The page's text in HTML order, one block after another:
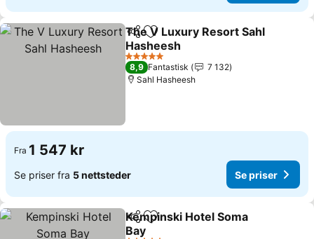
Del Legg til i favoritter
The V Luxury Resort Sahl
Hasheesh
Se priser
5 Stjerner
8,9 Fantastisk
7 132
Sahl Hasheesh
Fra 1 547 kr
Se priser fra 5 nettsteder Se priser
Del Legg til i favoritter
Kempinski Hotel Soma
Bay